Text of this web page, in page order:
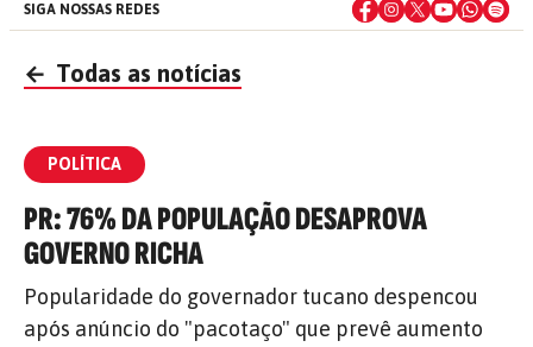
SIGA NOSSAS REDES
← Todas as notícias
POLÍTICA
PR: 76% DA POPULAÇÃO DESAPROVA
GOVERNO RICHA
Popularidade do governador tucano despencou
após anúncio do "pacotaço" que prevê aumento